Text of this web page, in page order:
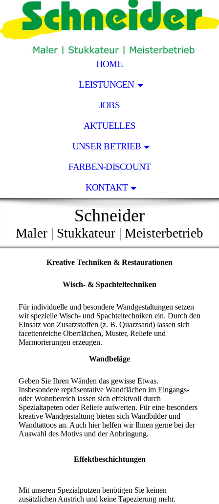
HOME
LEISTUNGEN
JOBS
AKTUELLES
UNSER BETRIEB
FARBEN-DISCOUNT
KONTAKT
Schneider
Maler | Stukkateur | Meisterbetrieb
Kreative Techniken & Restaurationen
Wisch- & Spachteltechniken
Für individuelle und besondere Wandgestaltungen setzen
wir spezielle Wisch- und Spachteltechniken ein. Durch den
Einsatz von Zusatzstoffen (z. B. Quarzsand) lassen sich
facettenreiche Oberflächen, Muster, Reliefe und
Marmorierungen erzeugen.
Wandbeläge
Geben Sie Ihren Wänden das gewisse Etwas.
Insbesondere repräsentative Wandflächen im Eingangs-
oder Wohnbereich lassen sich effektvoll durch
Spezialtapeten oder Reliefe aufwerten. Für eine besonders
kreative Wandgestaltung bieten sich Wandbilder und
Wandtattoos an. Auch hier helfen wir Ihnen gerne bei der
Auswahl des Motivs und der Anbringung.
Effektbeschichtungen
Mit unseren Spezialputzen benötigen Sie keinen
zusätzlichen Anstrich und keine Tapezierung mehr.